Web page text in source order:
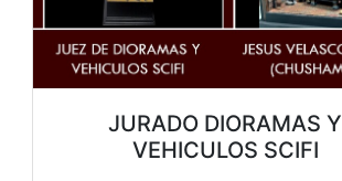
JURADO DIORAMAS Y
VEHICULOS SCIFI